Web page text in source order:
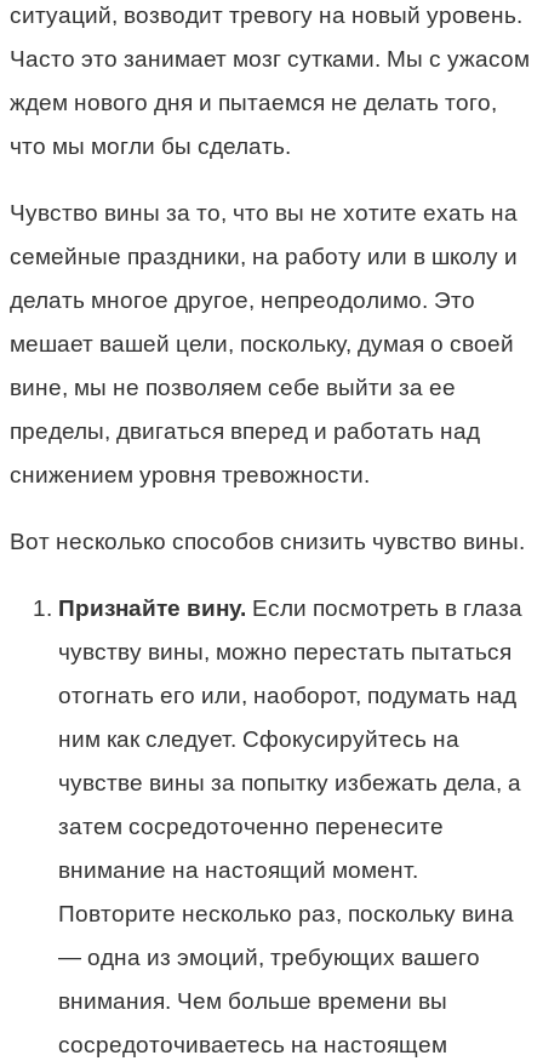
ситуаций, возводит тревогу на новый уровень.
Часто это занимает мозг сутками. Мы с ужасом
ждем нового дня и пытаемся не делать того,
что мы могли бы сделать.
Чувство вины за то, что вы не хотите ехать на
семейные праздники, на работу или в школу и
делать многое другое, непреодолимо. Это
мешает вашей цели, поскольку, думая о своей
вине, мы не позволяем себе выйти за ее
пределы, двигаться вперед и работать над
снижением уровня тревожности.
Вот несколько способов снизить чувство вины.
Признайте вину. Если посмотреть в глаза
чувству вины, можно перестать пытаться
отогнать его или, наоборот, подумать над
ним как следует. Сфокусируйтесь на
чувстве вины за попытку избежать дела, а
затем сосредоточенно перенесите
внимание на настоящий момент.
Повторите несколько раз, поскольку вина
— одна из эмоций, требующих вашего
внимания. Чем больше времени вы
сосредоточиваетесь на настоящем